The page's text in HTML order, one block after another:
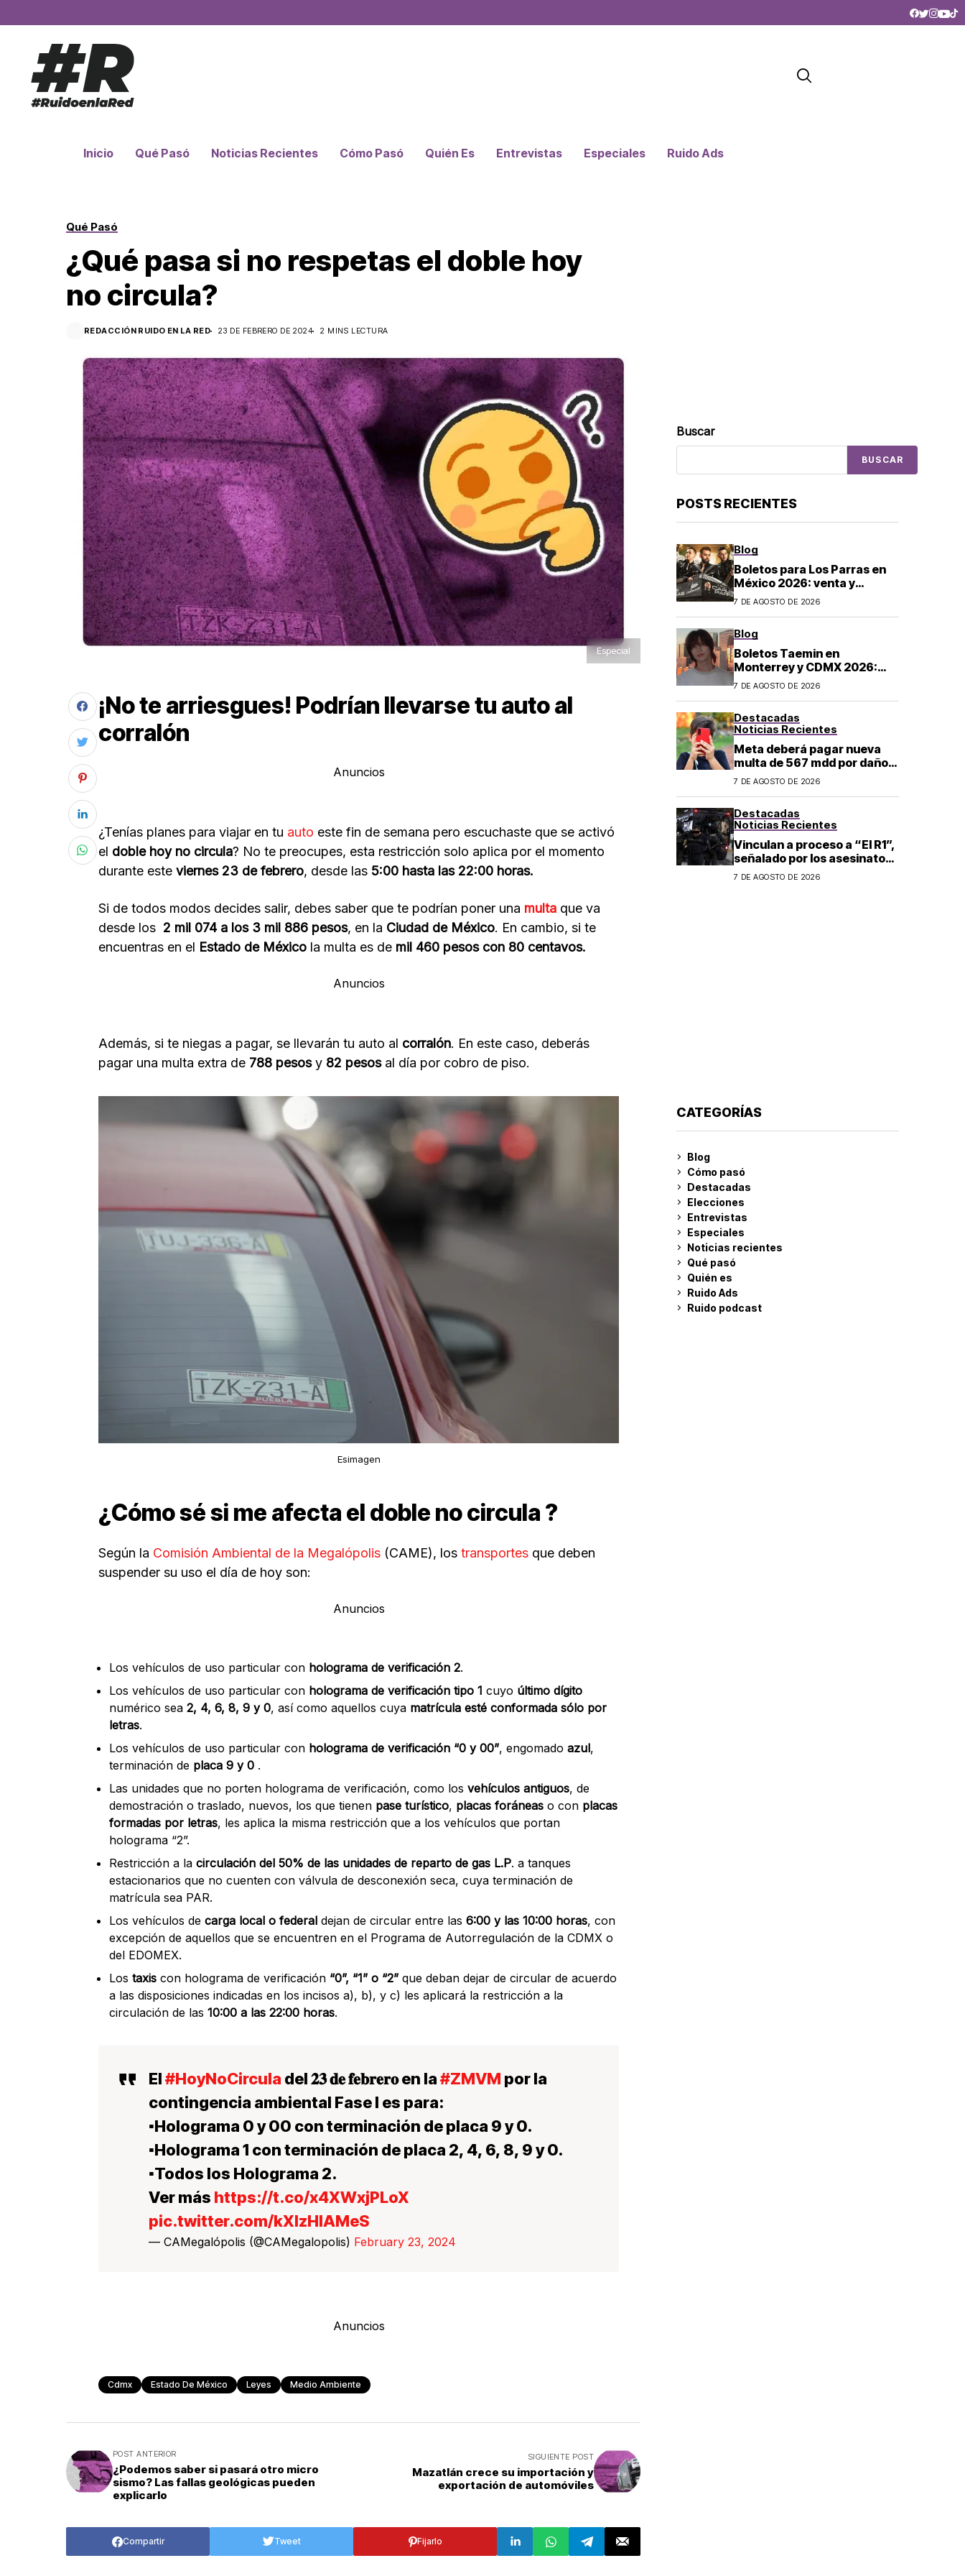
Inicio Qué Pasó Noticias Recientes Cómo Pasó Quién Es Entrevistas Especiales Ruido Ads
Qué Pasó
¿Qué pasa si no respetas el doble hoy
no circula?
REDACCIÓN RUIDO EN LA RED 23 DE FEBRERO DE 2024 2 MINS LECTURA
Especial
¡No te arriesgues! Podrían llevarse tu auto al
corralón
Anuncios
¿Tenías planes para viajar en tu auto este fin de semana pero escuchaste que se activó
el doble hoy no circula? No te preocupes, esta restricción solo aplica por el momento
durante este viernes 23 de febrero, desde las 5:00 hasta las 22:00 horas.
Si de todos modos decides salir, debes saber que te podrían poner una multa que va
desde los 2 mil 074 a los 3 mil 886 pesos, en la Ciudad de México. En cambio, si te
encuentras en el Estado de México la multa es de mil 460 pesos con 80 centavos.
Anuncios
Además, si te niegas a pagar, se llevarán tu auto al corralón. En este caso, deberás
pagar una multa extra de 788 pesosy 82 pesosal día por cobro de piso.
Esimagen
¿Cómo sé si me afecta el doble no circula ?
Según la Comisión Ambiental de la Megalópolis (CAME), los transportes que deben
suspender su uso el día de hoy son:
Anuncios
Los vehículos de uso particular con holograma de verificación 2.
Los vehículos de uso particular con holograma de verificación tipo 1 cuyo último dígito
numérico sea 2, 4, 6, 8, 9 y 0, así como aquellos cuya matrícula esté conformada sólo por
letras.
Los vehículos de uso particular con holograma de verificación “0 y 00”, engomado azul,
terminación de placa 9 y 0 .
Las unidades que no porten holograma de verificación, como los vehículos antiguos, de
demostración o traslado, nuevos, los que tienen pase turístico, placas foráneas o con placas
formadas por letras, les aplica la misma restricción que a los vehículos que portan
holograma “2”.
Restricción a la circulación del 50% de las unidades de reparto de gas L.P. a tanques
estacionarios que no cuenten con válvula de desconexión seca, cuya terminación de
matrícula sea PAR.
Los vehículos de carga local o federal dejan de circular entre las 6:00 y las 10:00 horas, con
excepción de aquellos que se encuentren en el Programa de Autorregulación de la CDMX o
del EDOMEX.
Los taxis con holograma de verificación “0”, “1” o “2” que deban dejar de circular de acuerdo
a las disposiciones indicadas en los incisos a), b), y c) les aplicará la restricción a la
circulación de las 10:00 a las 22:00 horas.
El#HoyNoCircula del 𝟐𝟑 𝐝𝐞 𝐟𝐞𝐛𝐫𝐞𝐫𝐨 en la#ZMVM por la
contingencia ambiental Fase I es para:
▪️Holograma 0 y 00 con terminación de placa 9 y 0.
▪️Holograma 1 con terminación de placa 2, 4, 6, 8, 9 y 0.
▪️Todos los Holograma 2.
Ver más https://t.co/x4XWxjPLoX
pic.twitter.com/kXlzHIAMeS
— CAMegalópolis (@CAMegalopolis) February 23, 2024
Anuncios
Cdmx Estado De México Leyes Medio Ambiente
POST ANTERIOR
¿Podemos saber si pasará otro micro
sismo? Las fallas geológicas pueden
explicarlo
SIGUIENTE POST
Mazatlán crece su importación y
exportación de automóviles
Compartir Tweet Fijarlo
Buscar
BUSCAR
POSTS RECIENTES
Blog
Boletos para Los Parras en
México 2026: venta y
precios
7 DE AGOSTO DE 2026
Blog
Boletos Taemin en
Monterrey y CDMX 2026:
¿dónde comprar?
7 DE AGOSTO DE 2026
Destacadas
Noticias Recientes
Meta deberá pagar nueva
multa de 567 mdd por daños
a menores
7 DE AGOSTO DE 2026
Destacadas
Noticias Recientes
Vinculan a proceso a “El R1”,
señalado por los asesinatos
de Carlos Manzo y Valeria
7 DE AGOSTO DE 2026
CATEGORÍAS
Blog
Cómo pasó
Destacadas
Elecciones
Entrevistas
Especiales
Noticias recientes
Qué pasó
Quién es
Ruido Ads
Ruido podcast